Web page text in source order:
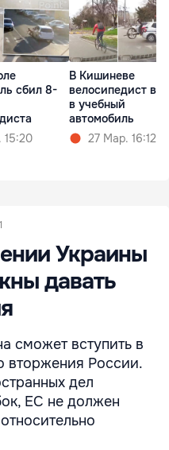
сбил 8-
15:20
В Кишиневе
велосипедист
в учебный
автомобиль
27 Мар. 16:12
Украины
давать
сможет вступить в
вторжения России.
дел
ЕС не должен